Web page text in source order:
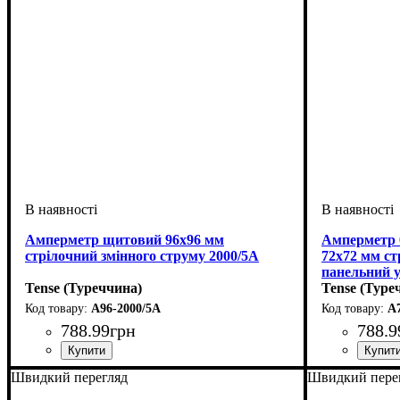
Амперметр щитовий 96х96 мм
стрілочний змінного струму 2000/5А
Tense (Туреччина)
A96-2000/5A
788.99грн
Амперметр
72х72 мм
панельний
Tense
788.
Швидкий перегляд Швидкий